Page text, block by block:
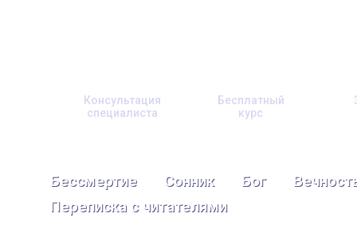
Консультация
специалиста
Бесплатный
курс
Бессмертие Сонник Бог
Переписка с читателями